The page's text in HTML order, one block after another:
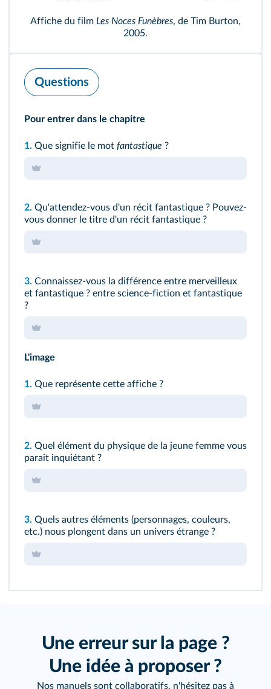
Affiche du film Les Noces Funèbres, de Tim Burton,
2005.
Questions
Pour entrer dans le chapitre
1. Que signifie le mot fantastique ?
2. Qu'attendez-vous d'un récit fantastique ? Pouvez-
vous donner le titre d'un récit fantastique ?
3. Connaissez-vous la différence entre merveilleux
et fantastique ? entre science-fiction et fantastique
?
L'image
1. Que représente cette affiche ?
2. Quel élément du physique de la jeune femme vous
parait inquiétant ?
3. Quels autres éléments (personnages, couleurs,
etc.) nous plongent dans un univers étrange ?
Une erreur sur la page ?
Une idée à proposer ?
Nos manuels sont collaboratifs, n'hésitez pas à